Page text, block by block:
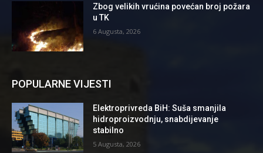
Zbog velikih vrućina povećan broj požara
u TK
6 Augusta, 2026
POPULARNE VIJESTI
Elektroprivreda BiH: Suša smanjila
hidroproizvodnju, snabdijevanje
stabilno
5 Augusta, 2026